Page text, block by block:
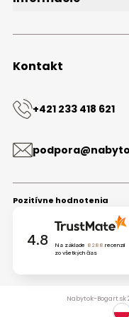
Obchodné podmienky
Kontakt
Kontakt
+421 233 418 621
Pozitívne hodnotenia
4.8 Na základe 8288 recenzií
zo všetkých čias
Nabytok-